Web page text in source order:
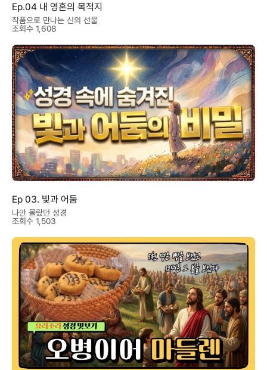
Ep.04 내 영혼의 목적지
작품으로 만나는 신의 선물
조회수 1,608
Ep 03. 빛과 어둠
나만 몰랐던 성경
조회수 1,503